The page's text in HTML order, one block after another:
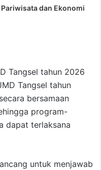
dan Ekonomi
Tangsel tahun 2026
Tangsel tahun
bersamaan
program-
dapat terlaksana
untuk menjawab